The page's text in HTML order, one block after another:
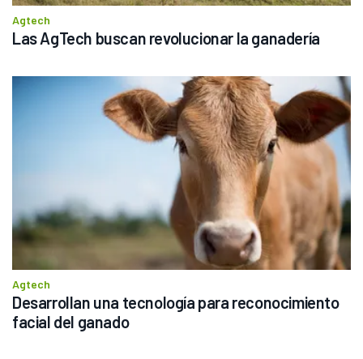
Agtech
Las AgTech buscan revolucionar la ganadería
Agtech
Desarrollan una tecnología para reconocimiento
facial del ganado